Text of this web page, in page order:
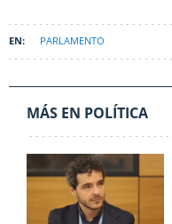
PARLAMENTO
MÁS EN POLÍTICA